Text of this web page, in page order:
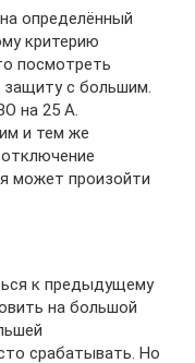
определённый
критерию
посмотреть
защиту с большим.
на 25 А.
и тем же
может произойти
к предыдущему
на большой
срабатывать. Но